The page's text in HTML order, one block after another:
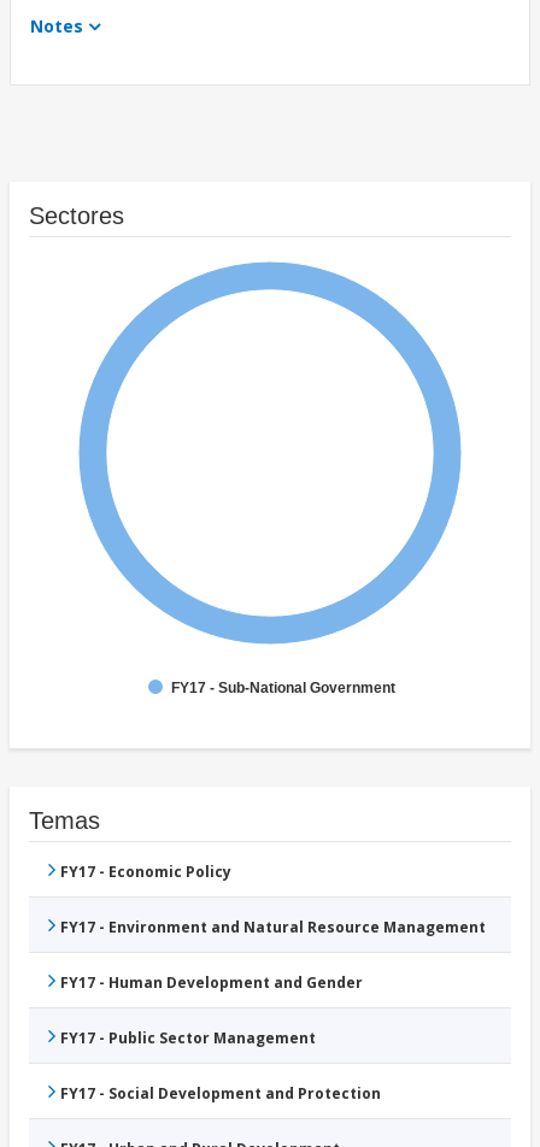
Notes
Sectores
FY17 - Sub-National Government
Temas
FY17 - Economic Policy
FY17 - Environment and Natural Resource Management
FY17 - Human Development and Gender
FY17 - Public Sector Management
FY17 - Social Development and Protection